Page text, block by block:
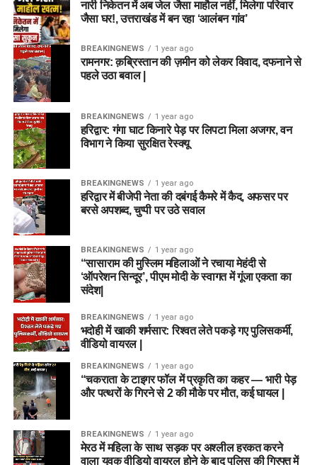
नारी निकेतन में अब जेल जैसा माहौल नहीं, मिलेगा परिवार
जैसा घर!, उत्तराखंड में बन रहा ‘आलंबन गांव’
BREAKINGNEWS 1 year ago
रामनगर: क़ब्रिस्तान की ज़मीन को लेकर विवाद, दफनाने से
पहले उठा बवाल |
BREAKINGNEWS 1 year ago
हरिद्वार: गंगा घाट किनारे पेड़ पर लिपटा मिला अजगर, वन
विभाग ने किया सुरक्षित रेस्क्यू
BREAKINGNEWS 1 year ago
हरिद्वार में बीजेपी नेता की दबंगई कैमरे में कैद, अफसर पर
बरसे अपशब्द, चुप्पी पर उठे सवाल
BREAKINGNEWS 1 year ago
“सासाराम की मुस्लिम महिलाओं ने रचाया मेहंदी से
‘ऑपरेशन सिन्दूर’, पीएम मोदी के स्वागत में गूंजा एकता का
संदेश|
BREAKINGNEWS 1 year ago
भदोही में खाकी शर्मसार: रिश्वत लेते पकड़े गए पुलिसकर्मी,
वीडियो वायरल |
BREAKINGNEWS 1 year ago
“चकराता के टाइगर फॉल में प्रकृति का कहर — भारी पेड़
और पत्थरों के गिरने से 2 की मौके पर मौत, कई घायल |
BREAKINGNEWS 1 year ago
मेरठ में महिला के साथ सड़क पर अश्लील हरकत करने
वाला युवक वीडियो वायरल होने के बाद पुलिस की गिरफ्त में